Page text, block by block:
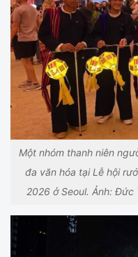
Một nhóm thanh niên
đa văn hóa tại Lễ hội
2026 ở Seoul. Ảnh: Đức